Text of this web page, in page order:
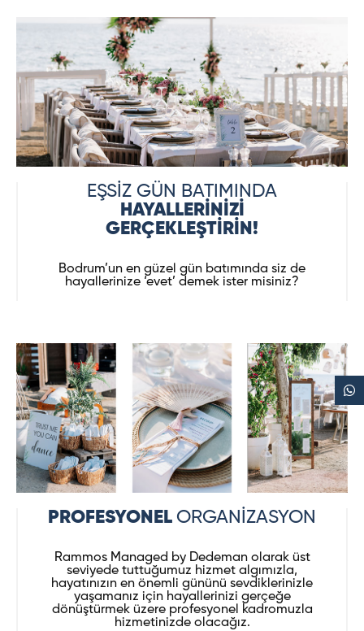
EŞSİZ GÜN BATIMINDA
HAYALLERİNİZİ
GERÇEKLEŞTİRİN!
Bodrum’un en güzel gün batımında siz de
hayallerinize ‘evet’ demek ister misiniz?
PROFESYONEL ORGANİZASYON
Rammos Managed by Dedeman olarak üst
seviyede tuttuğumuz hizmet algımızla,
hayatınızın en önemli gününü sevdiklerinizle
yaşamanız için hayallerinizi gerçeğe
dönüştürmek üzere profesyonel kadromuzla
hizmetinizde olacağız.